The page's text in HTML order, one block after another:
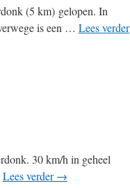
(5 km) gelopen. In
is een … Lees verder
30 km/h in geheel
Lees verder→